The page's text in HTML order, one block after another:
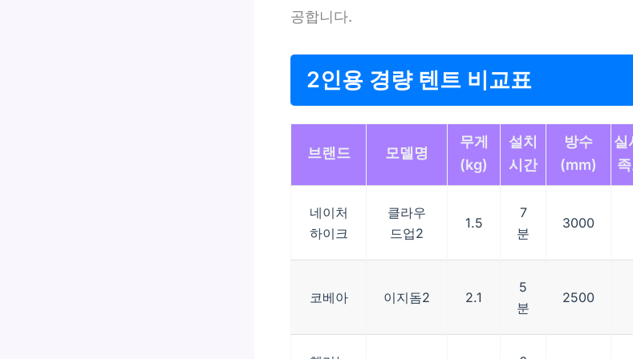
공합니다.
2인용 경량 텐트 비교표
브랜드 모델명
무게
(kg)
설치
시간
방수
(mm)
실
네이처
하이크
클라우
드업2
1.5
7
분
3000
코베아 이지돔2 2.1
5
분
2500